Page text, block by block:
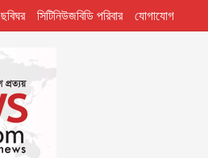
ছবিঘর সিটিনিউজবিডি পরিবার যোগাযোগ